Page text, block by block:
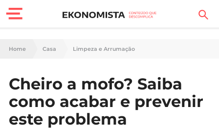
Finanças Pessoais
Carreira
Casa
Home Casa Limpeza e Arrumação
Cheiro a mofo? Saiba
como acabar e prevenir
este problema